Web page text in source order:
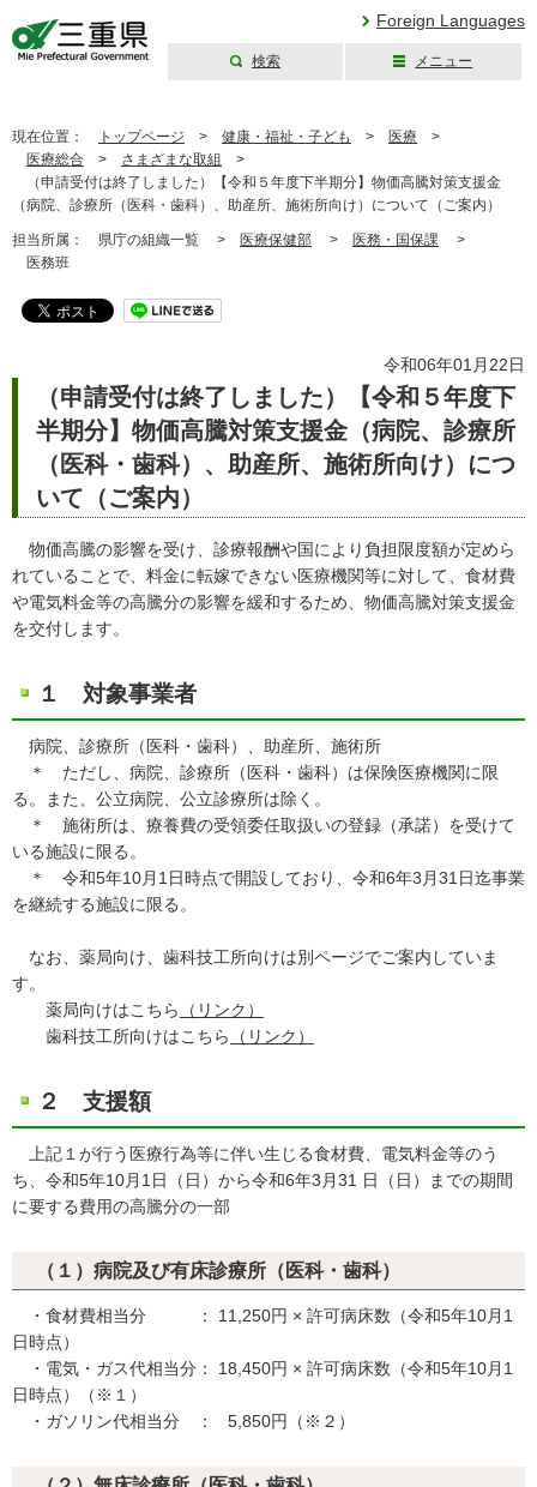
Foreign Languages
検索 メニュー
現在位置： トップページ > 健康・福祉・子ども > 医療 >
医療総合 > さまざまな取組
>
（申請受付は終了しました）【令和５年度下半期分】物価高騰対策支援金
（病院、診療所（医科・歯科）、助産所、施術所向け）について（ご案内）
担当所属： 県庁の組織一覧 > 医療保健部 > 医務・国保課 >
医務班
令和06年01月22日
（申請受付は終了しました）【令和５年度下
半期分】物価高騰対策支援金（病院、診療所
（医科・歯科）、助産所、施術所向け）につ
いて（ご案内）
物価高騰の影響を受け、診療報酬や国により負担限度額が定めら
れていることで、料金に転嫁できない医療機関等に対して、食材費
や電気料金等の高騰分の影響を緩和するため、物価高騰対策支援金
を交付します。
１ 対象事業者
病院、診療所（医科・歯科）、助産所、施術所
＊ ただし、病院、診療所（医科・歯科）は保険医療機関に限
る。また、公立病院、公立診療所は除く。
＊ 施術所は、療養費の受領委任取扱いの登録（承諾）を受けて
いる施設に限る。
＊ 令和5年10月1日時点で開設しており、令和6年3月31日迄事業
を継続する施設に限る。
なお、薬局向け、歯科技工所向けは別ページでご案内していま
す。
薬局向けはこちら
（リンク）
歯科技工所向けはこちら
（リンク）
２ 支援額
上記１が行う医療行為等に伴い生じる食材費、電気料金等のう
ち、令和5年10月1日（日）から令和6年3月31 日（日）までの期間
に要する費用の高騰分の一部
（１）病院及び有床診療所（医科・歯科）
・食材費相当分 ： 11,250円 × 許可病床数（令和5年10月1
日時点）
・電気・ガス代相当分： 18,450円 × 許可病床数（令和5年10月1
日時点）（※１）
・ガソリン代相当分 ： 5,850円（※２）